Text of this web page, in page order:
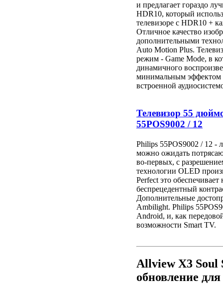
и предлагает гораздо
HDR10, который
телевизоре с HDR10 +
Отличное качество
дополнительными
Auto Motion Plus.
режим - Game Mode, в
динамичного
минимальным эффектом
встроенной
Телевизор 55
55POS9002 / 12
Philips 55POS9002 / 12 -
можно ожидать
во-первых, с
технологии OLED
Perfect это
беспрецедентный
Дополнительные
Ambilight. Philips
Android, и, как
возможности Smart TV.
Allview X3 Soul
обновление